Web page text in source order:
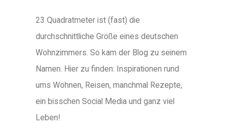
23 Quadratmeter ist (fast) die
durchschnittliche Größe eines deutschen
Wohnzimmers. So kam der Blog zu seinem
Namen. Hier zu finden: Inspirationen rund
ums Wohnen, Reisen, manchmal Rezepte,
ein bisschen Social Media und ganz viel
Leben!